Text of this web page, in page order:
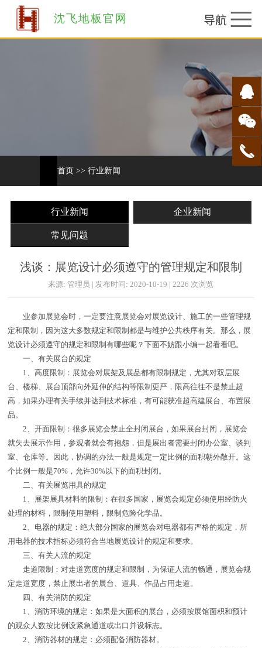
沈飞地板官网
首页 >> 行业新闻
行业新闻 企业新闻
常见问题
浅谈：展览设计必须遵守的管理规定和限制
来源: 管理员 | 发布时间: 2020-10-19 | 2226 次浏览
业参加展览会时，一定要注意展览会对展览设计、施工的一些管理规
定和限制，因为这大多数规定和限制都是与维护公共秩序有关。那么，展
览设计必须遵守的规定和限制有哪些呢？下面不妨跟小编一起看看吧。
一、有关展台的规定
1、高度限制：展览会对展架及展品都有限制规定，尤其对双层展
台、楼梯、展台顶部向外延伸的结构等限制更严，限高往往不是禁止超
高，如果办理有关手续并达到技术标准，有可能获准超高建展台、布置展
品。
2、开面限制：很多展览会禁止全封闭展台，如果展台封闭，展览会
就失去展示作用，参观者就会有抱怨，但是展出者需要封闭办公室、谈判
室、仓库等。因此，协调的办法一般是规定一定比例的面积朝外敞开。这
个比例一般是70%，允许30%以下的面积封闭。
二、有关展览用具的规定
1、展架展具材料的限制：在很多国家，展览会规定必须使用经防火
处理的材料，限制使用塑料，限制危险化学品。
2、电器的规定：绝大部分国家的展览会对电器都有严格的规定，所
用电器的技术指标必须符合当地展览设计的规定和要求。
三、有关人流的规定
走道限制：对走道宽度的规定和限制，为保证人流的畅通，展览会规
定走道宽度，禁止展出者的展台、道具、作品占用走道。
四、有关消防的规定
1、消防环境的规定：如果是大面积的展台，必须按展馆面积和预计
的观众人数按比例设紧急通道或出口并设标志。
2、消防器材的规定：必须配备消防器材。